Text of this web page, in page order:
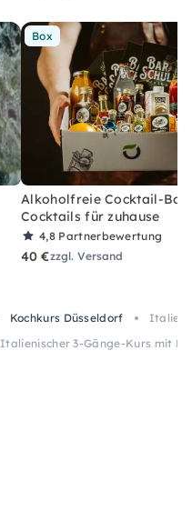
Box
Alkoholfreie Cocktail-Box
Cocktails für zuhause
4,8 Partnerbewertung
40 €zzgl. Versand
Kochkurs Düsseldorf
Italienischer 3-Gänge-Kurs mit